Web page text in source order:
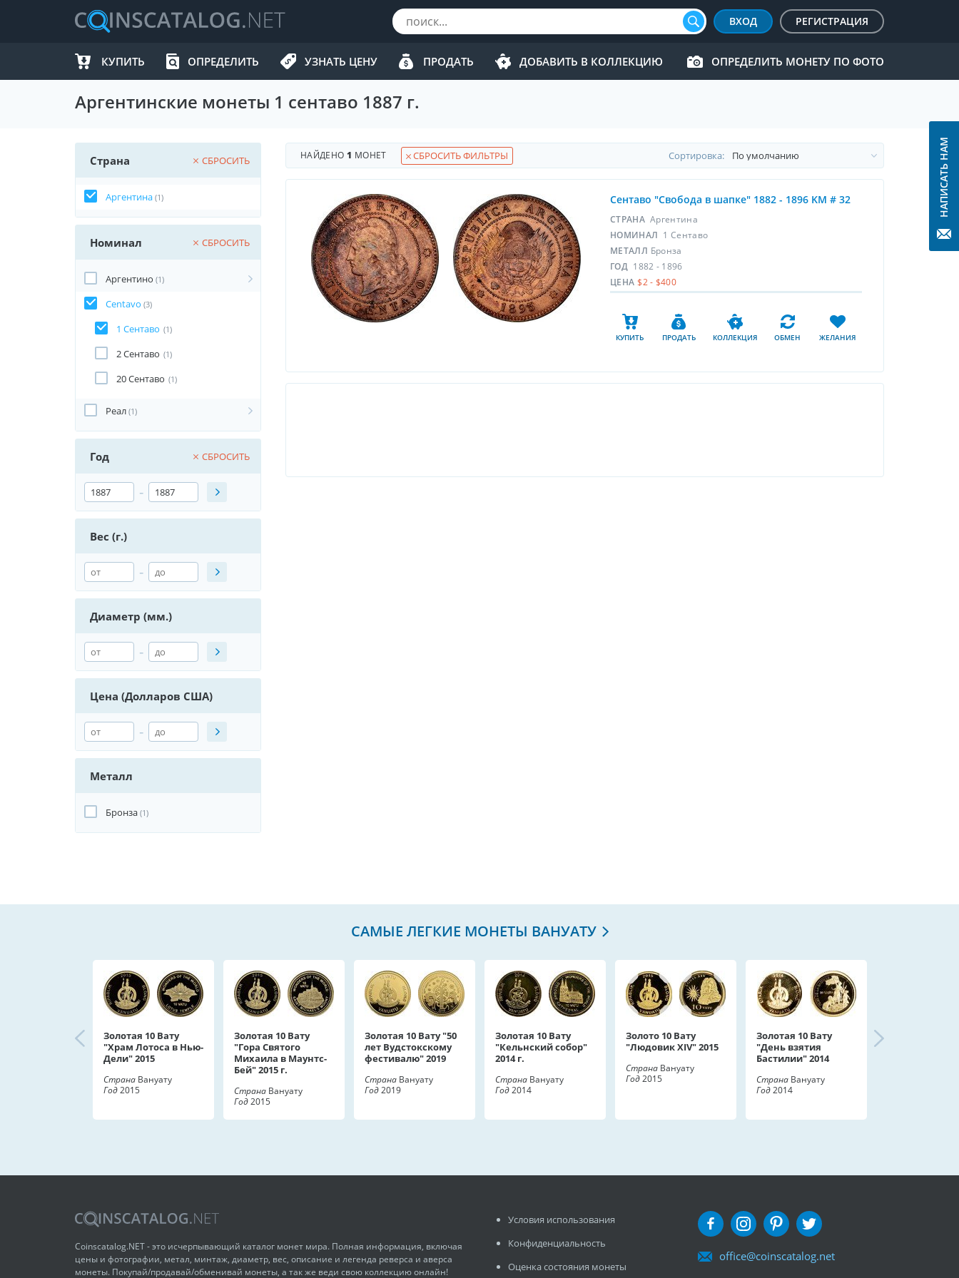
ВХОД РЕГИСТРАЦИЯ
КУПИТЬ ОПРЕДЕЛИТЬ УЗНАТЬ ЦЕНУ ПРОДАТЬ ДОБАВИТЬ В КОЛЛЕКЦИЮ ОПРЕДЕЛИТЬ МОНЕТУ ПО ФОТО
Аргентинские монеты 1 сентаво 1887 г.
Страна СБРОСИТЬ
Аргентина (1)
Номинал СБРОСИТЬ
Аргентино (1)
Centavo (3)
1 Cентаво (1)
2 Cентаво (1)
20 Cентаво (1)
Реал (1)
Год СБРОСИТЬ
-
Вес (г.)
-
Диаметр (мм.)
-
Цена (Долларов США)
-
Металл
Бронза (1)
НАЙДЕНО1 МОНЕТ СБРОСИТЬ ФИЛЬТРЫ Cортировка:
Сентаво "Свобода в шапке" 1882 - 1896 KM # 32
СТРАНА Аргентина
НОМИНАЛ 1 Cентаво
МЕТАЛЛ Бронза
ГОД 1882 - 1896
ЦЕНА $2 - $400
КУПИТЬ ПРОДАТЬ КОЛЛЕКЦИЯ ОБМЕН ЖЕЛАНИЯ
САМЫЕ ЛЕГКИЕ МОНЕТЫ ВАНУАТУ
Золотая 10 Вату
"Храм Лотоса в Нью-
Дели" 2015
Страна Вануату
Год2015
Золотая 10 Вату
"Гора Святого
Михаила в Маунтс-
Бей" 2015 г.
Страна Вануату
Год2015
Золотая 10 Вату "50
лет Вудстокскому
фестивалю" 2019
Страна Вануату
Год2019
Золотая 10 Вату
"Кельнский собор"
2014 г.
Страна Вануату
Год2014
Золото 10 Вату
"Людовик XIV" 2015
Страна Вануату
Год2015
Золотая 10 Вату
"День взятия
Бастилии" 2014
Страна Вануату
Год2014
Coinscatalog.NET - это исчерпывающий каталог монет мира. Полная информация, включая
цены и фотографии, метал, минтаж, диаметр, вес, описание и легенда реверса и аверса
монеты. Покупай/продавай/обменивай монеты, а так же веди свою коллекцию онлайн!
Условия использования
Конфиденциальность
Оценка состояния монеты
office@coinscatalog.net
НАПИСАТЬ НАМ